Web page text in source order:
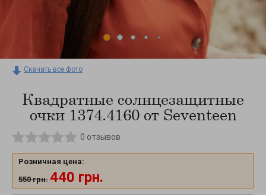
Скачать все фото
Квадратные солнцезащитные
очки 1374.4160 от Seventeen
0 отзывов
Розничная цена:
550 грн. 440 грн.